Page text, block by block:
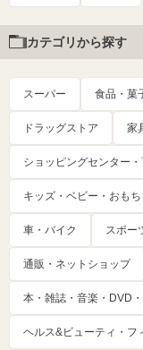
カテゴリから探す
スーパー 食品・菓
ドラッグストア 家
ショッピングセンター
キッズ・ベビー・おもち
車・バイク スポー
通販・ネットショップ
本・雑誌・音楽・DVD
ヘルス&ビューティ・フ